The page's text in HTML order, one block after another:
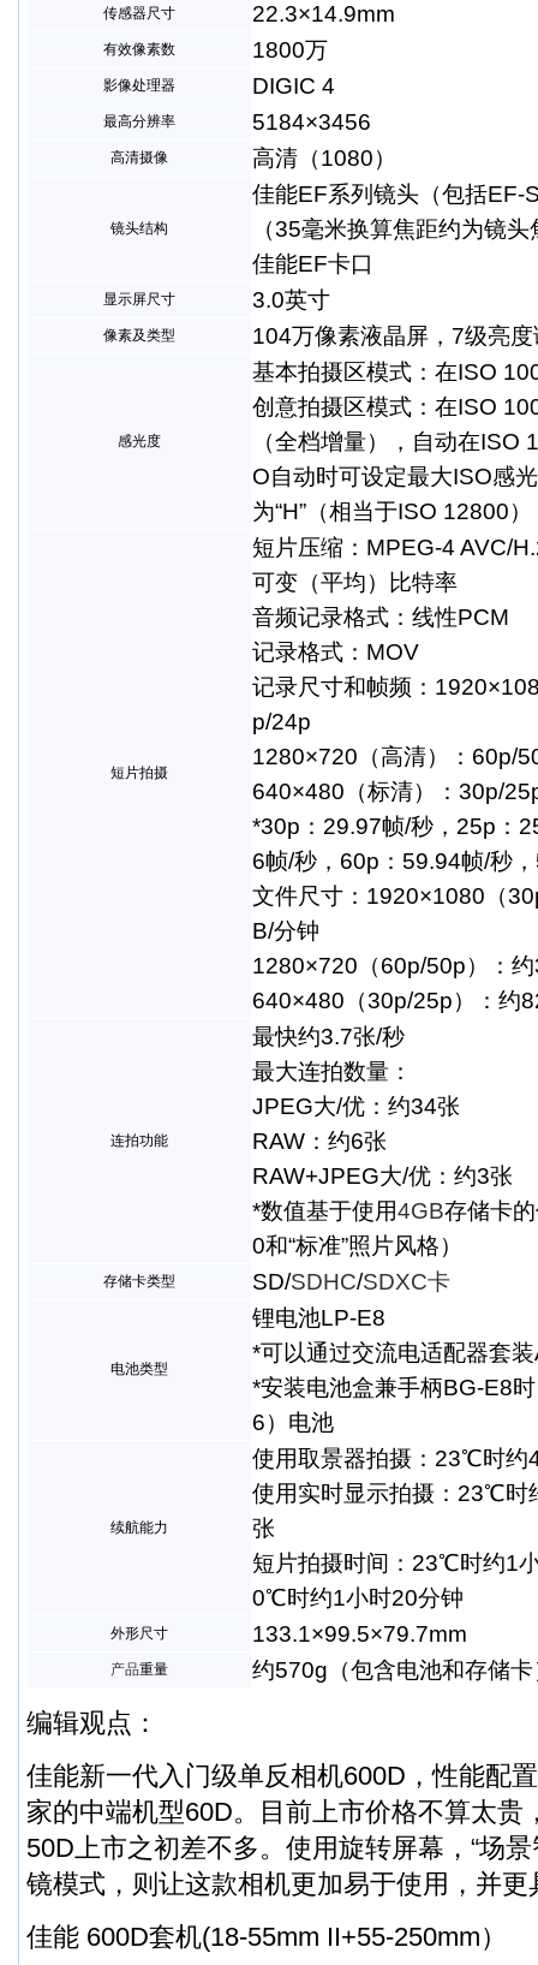
传感器尺寸 22.3×14.9mm
有效像素数 1800万
影像处理器 DIGIC 4
最高分辨率 5184×3456
高清摄像 高清（1080）
镜头结构
佳能EF系列镜头（包括EF-
（35毫米换算焦距约为镜
佳能EF卡口
显示屏尺寸 3.0英寸
像素及类型 104万像素液晶屏，7级亮
感光度
基本拍摄区模式：在ISO
创意拍摄区模式：在ISO
（全档增量），自动在ISO
O自动时可设定最大ISO感
为“H”（相当于ISO 12800）
短片拍摄
短片压缩：MPEG-4 AVC/
可变（平均）比特率
音频记录格式：线性PCM
记录格式：MOV
记录尺寸和帧频：
p/24p
1280×720（高清）：60p/
640×480（标清）：30p/
*30p：29.97帧/秒，25p：
6帧/秒，60p：59.94帧/秒
文件尺寸：1920×1080（
B/分钟
1280×720（60p/50p）：
640×480（30p/25p）：约
连拍功能
最快约3.7张/秒
最大连拍数量：
JPEG大/优：约34张
RAW：约6张
RAW+JPEG大/优：约3张
*数值基于使用4GB存储卡
0和“标准”照片风格）
存储卡类型 SD/SDHC/SDXC卡
电池类型
锂电池LP-E8
*可以通过交流电适配器套
*安装电池盒兼手柄BG-E8
6）电池
续航能力
使用取景器拍摄：23℃时
使用实时显示拍摄：23℃
张
短片拍摄时间：23℃时约1
0℃时约1小时20分钟
外形尺寸 133.1×99.5×79.7mm
产品重量 约570g（包含电池和存储
编辑观点：
佳能新一代入门级单反相机600D，性能配
家的中端机型60D。目前上市价格不算太贵
50D上市之初差不多。使用旋转屏幕，“场
镜模式，则让这款相机更加易于使用，并更
佳能 600D套机(18-55mm II+55-250mm）